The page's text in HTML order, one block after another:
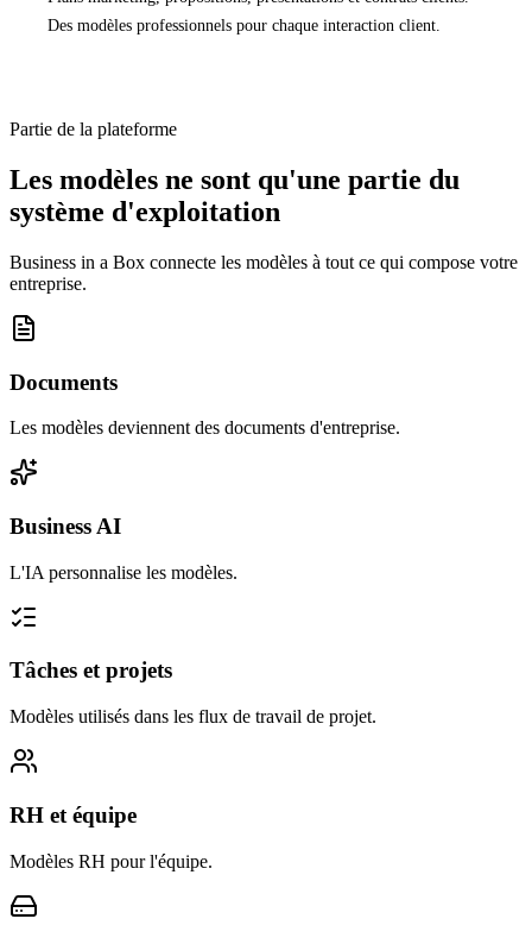
Des modèles professionnels pour chaque interaction client.
Partie de la plateforme
Les modèles ne sont qu'une partie du
système d'exploitation
Business in a Box connecte les modèles à tout ce qui compose votre
entreprise.
Documents
Les modèles deviennent des documents d'entreprise.
Business AI
L'IA personnalise les modèles.
Tâches et projets
Modèles utilisés dans les flux de travail de projet.
RH et équipe
Modèles RH pour l'équipe.